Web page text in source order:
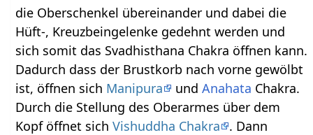
die Oberschenkel übereinander und dabei die
Hüft-, Kreuzbeingelenke gedehnt werden und
sich somit das Svadhisthana Chakra öffnen kann.
Dadurch dass der Brustkorb nach vorne gewölbt
ist, öffnen sich Manipura undAnahata Chakra.
Durch die Stellung des Oberarmes über dem
Kopf öffnet sichVishuddha Chakra
. Dann